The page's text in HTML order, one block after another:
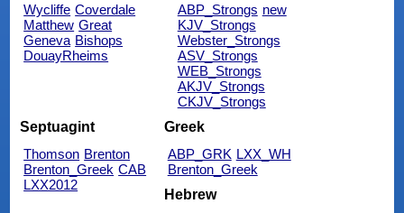
Wycliffe Coverdale
Matthew Great
Geneva Bishops
DouayRheims
ABP_Strongs new
KJV_Strongs
Webster_Strongs
ASV_Strongs
WEB_Strongs
AKJV_Strongs
CKJV_Strongs
Septuagint
Thomson Brenton
Brenton_Greek CAB
LXX2012
Greek
ABP_GRK LXX_WH
Brenton_Greek
Hebrew